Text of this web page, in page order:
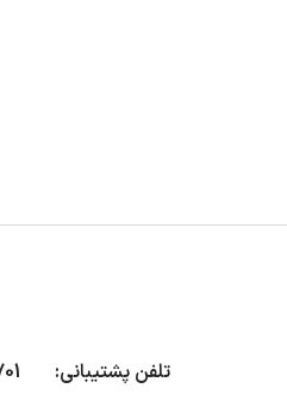
تلفن پشتیبانی: 09132365701